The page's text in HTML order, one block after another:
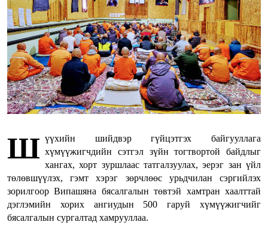
Ш үүхийн шийдвэр гүйцэтгэх байгууллага
хүмүүжигчдийн сэтгэл зүйн тогтвортой байдлыг
хангах, хорт зуршлаас татгалзуулах, эерэг зан үйл
төлөвшүүлэх, гэмт хэрэг зөрчлөөс урьдчилан сэргийлэх
зорилгоор Випашяна бясалгалын төвтэй хамтран хаалттай
дэглэмийн хорих ангиудын 500 гаруй хүмүүжигчийг
бясалгалын сургалтад хамрууллаа.